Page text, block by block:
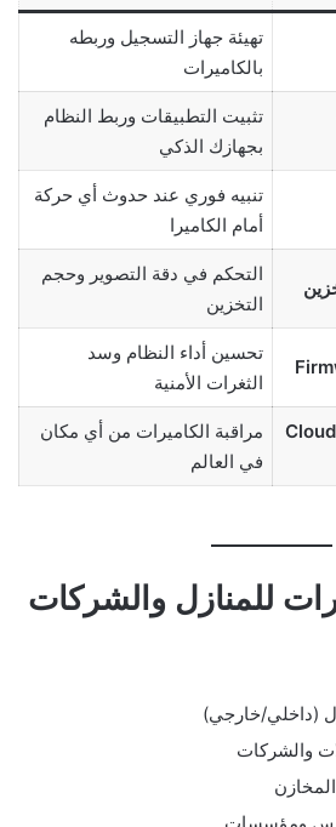
تهيئة جهاز التسجيل وربطه
بالكاميرات
تثبيت التطبيقات وربط النظام
بجهازك الذكي
تنبيه فوري عند حدوث أي حركة
أمام الكاميرا
التحكم في دقة التصوير وحجم
التخزين
تحسين أداء النظام وسد
الثغرات الأمنية
إعداد المراقبة السحابية Cloud
مراقبة الكاميرات من أي مكان
في العالم
للمنازل والشركات
(داخلي/خارجي)
والشركات